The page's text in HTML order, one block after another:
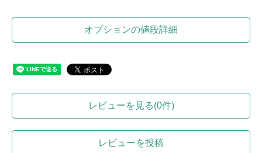
オプションの値段詳細
レビューを見る(0件)
レビューを投稿